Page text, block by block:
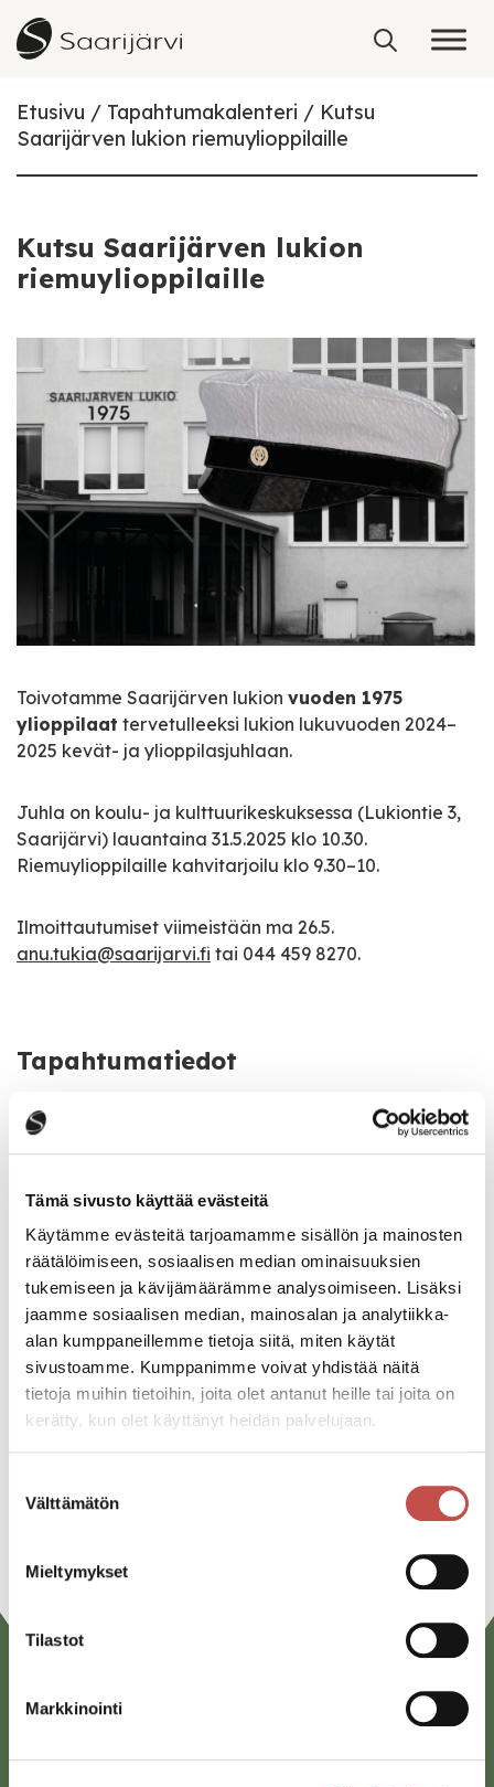
Tämä sivusto käyttää evästeitä
Käytämme evästeitä tarjoamamme sisällön ja mainosten
räätälöimiseen, sosiaalisen median ominaisuuksien
tukemiseen ja kävijämäärämme analysoimiseen. Lisäksi
jaamme sosiaalisen median, mainosalan ja analytiikka-
alan kumppaneillemme tietoja siitä, miten käytät
sivustoamme. Kumppanimme voivat yhdistää näitä
tietoja muihin tietoihin, joita olet antanut heille tai joita on
kerätty, kun olet käyttänyt heidän palvelujaan.
valinta
Välttämätön
Mieltymykset
Tilastot
Markkinointi
Skip to content
Etusivu Tapahtumakalenteri
Kutsu
Saarijärven lukion riemuylioppilaille
Kutsu Saarijärven lukion
riemuylioppilaille
Toivotamme Saarijärven lukion vuoden 1975
ylioppilaat tervetulleeksi lukion lukuvuoden 2024–
2025 kevät- ja ylioppilasjuhlaan.
Juhla on koulu- ja kulttuurikeskuksessa (Lukiontie 3,
Saarijärvi) lauantaina 31.5.2025 klo 10.30.
Riemuylioppilaille kahvitarjoilu klo 9.30–10.
Ilmoittautumiset viimeistään ma 26.5.
anu.tukia@saarijarvi.fi tai 044 459 8270.
Tapahtumatiedot
Tapahtumapaikka
Lukiontie 3, Saarijärvi
Katso kaikki tapahtumat
Jaa tapahtuma:
Facebook
Twitter
URL